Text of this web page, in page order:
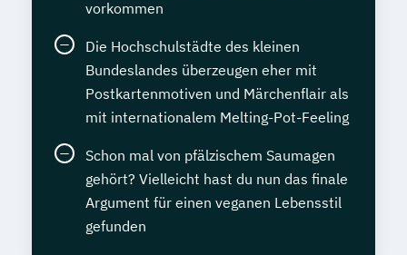
vorkommen
Die Hochschulstädte des kleinen
Bundeslandes überzeugen eher mit
Postkartenmotiven und Märchenflair als
mit internationalem Melting-Pot-Feeling
Schon mal von pfälzischem Saumagen
gehört? Vielleicht hast du nun das finale
Argument für einen veganen Lebensstil
gefunden